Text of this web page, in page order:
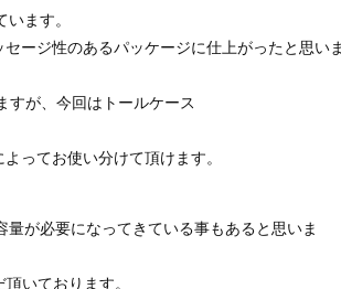
ます。
ージ性のあるパッケージに仕上がったと思い
すが、今回はトールケース
ってお使い分けて頂けます。
が必要になってきている事もあると思いま
いております。